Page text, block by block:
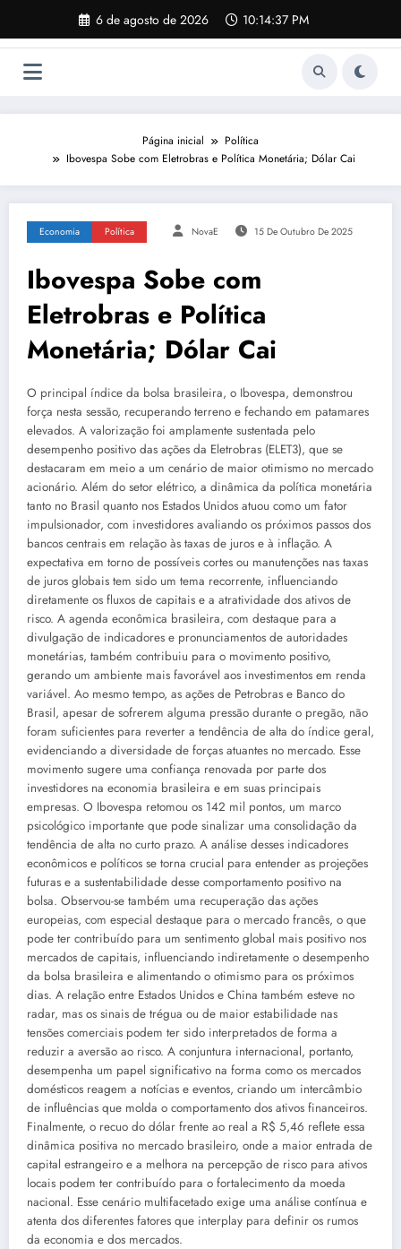
o
6 de agosto de 2026 10:14:38 PM
Página inicial
Política
Ibovespa Sobe com Eletrobras e Política Monetária; Dólar Cai
Economia Política NovaE 15 De Outubro De 2025
Ibovespa Sobe com
Eletrobras e Política
Monetária; Dólar Cai
O principal índice da bolsa brasileira, o Ibovespa, demonstrou
força nesta sessão, recuperando terreno e fechando em patamares
elevados. A valorização foi amplamente sustentada pelo
desempenho positivo das ações da Eletrobras (ELET3), que se
destacaram em meio a um cenário de maior otimismo no mercado
acionário. Além do setor elétrico, a dinâmica da política monetária
tanto no Brasil quanto nos Estados Unidos atuou como um fator
impulsionador, com investidores avaliando os próximos passos dos
bancos centrais em relação às taxas de juros e à inflação. A
expectativa em torno de possíveis cortes ou manutenções nas taxas
de juros globais tem sido um tema recorrente, influenciando
diretamente os fluxos de capitais e a atratividade dos ativos de
risco. A agenda econômica brasileira, com destaque para a
divulgação de indicadores e pronunciamentos de autoridades
monetárias, também contribuiu para o movimento positivo,
gerando um ambiente mais favorável aos investimentos em renda
variável. Ao mesmo tempo, as ações de Petrobras e Banco do
Brasil, apesar de sofrerem alguma pressão durante o pregão, não
foram suficientes para reverter a tendência de alta do índice geral,
evidenciando a diversidade de forças atuantes no mercado. Esse
movimento sugere uma confiança renovada por parte dos
investidores na economia brasileira e em suas principais
empresas. O Ibovespa retomou os 142 mil pontos, um marco
psicológico importante que pode sinalizar uma consolidação da
tendência de alta no curto prazo. A análise desses indicadores
econômicos e políticos se torna crucial para entender as projeções
futuras e a sustentabilidade desse comportamento positivo na
bolsa. Observou-se também uma recuperação das ações
europeias, com especial destaque para o mercado francês, o que
pode ter contribuído para um sentimento global mais positivo nos
mercados de capitais, influenciando indiretamente o desempenho
da bolsa brasileira e alimentando o otimismo para os próximos
dias. A relação entre Estados Unidos e China também esteve no
radar, mas os sinais de trégua ou de maior estabilidade nas
tensões comerciais podem ter sido interpretados de forma a
reduzir a aversão ao risco. A conjuntura internacional, portanto,
desempenha um papel significativo na forma como os mercados
domésticos reagem a notícias e eventos, criando um intercâmbio
de influências que molda o comportamento dos ativos financeiros.
Finalmente, o recuo do dólar frente ao real a R$ 5,46 reflete essa
dinâmica positiva no mercado brasileiro, onde a maior entrada de
capital estrangeiro e a melhora na percepção de risco para ativos
locais podem ter contribuído para o fortalecimento da moeda
nacional. Esse cenário multifacetado exige uma análise contínua e
atenta dos diferentes fatores que interplay para definir os rumos
da economia e dos mercados.